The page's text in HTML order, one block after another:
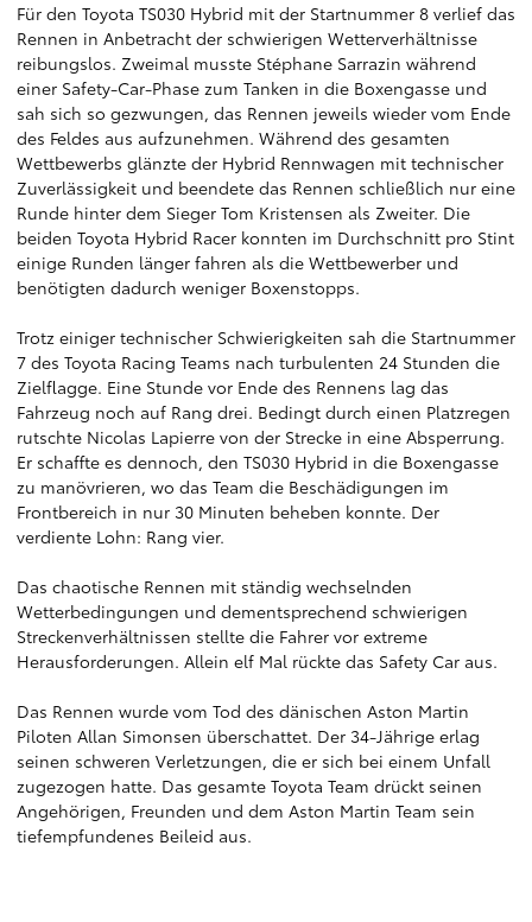
Für den Toyota TS030 Hybrid mit der Startnummer 8 verlief das
Rennen in Anbetracht der schwierigen Wetterverhältnisse
reibungslos. Zweimal musste Stéphane Sarrazin während
einer Safety-Car-Phase zum Tanken in die Boxengasse und
sah sich so gezwungen, das Rennen jeweils wieder vom Ende
des Feldes aus aufzunehmen. Während des gesamten
Wettbewerbs glänzte der Hybrid Rennwagen mit technischer
Zuverlässigkeit und beendete das Rennen schließlich nur eine
Runde hinter dem Sieger Tom Kristensen als Zweiter. Die
beiden Toyota Hybrid Racer konnten im Durchschnitt pro Stint
einige Runden länger fahren als die Wettbewerber und
benötigten dadurch weniger Boxenstopps.
Trotz einiger technischer Schwierigkeiten sah die Startnummer
7 des Toyota Racing Teams nach turbulenten 24 Stunden die
Zielflagge. Eine Stunde vor Ende des Rennens lag das
Fahrzeug noch auf Rang drei. Bedingt durch einen Platzregen
rutschte Nicolas Lapierre von der Strecke in eine Absperrung.
Er schaffte es dennoch, den TS030 Hybrid in die Boxengasse
zu manövrieren, wo das Team die Beschädigungen im
Frontbereich in nur 30 Minuten beheben konnte. Der
verdiente Lohn: Rang vier.
Das chaotische Rennen mit ständig wechselnden
Wetterbedingungen und dementsprechend schwierigen
Streckenverhältnissen stellte die Fahrer vor extreme
Herausforderungen. Allein elf Mal rückte das Safety Car aus.
Das Rennen wurde vom Tod des dänischen Aston Martin
Piloten Allan Simonsen überschattet. Der 34-Jährige erlag
seinen schweren Verletzungen, die er sich bei einem Unfall
zugezogen hatte. Das gesamte Toyota Team drückt seinen
Angehörigen, Freunden und dem Aston Martin Team sein
tiefempfundenes Beileid aus.